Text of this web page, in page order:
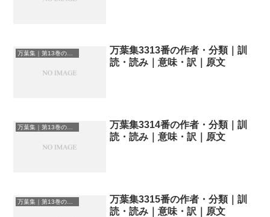
万葉集｜第13巻の和歌一覧
万葉集3313番の作者・分類｜訓
読・読み｜意味・訳｜原文
万葉集｜第13巻の和歌一覧
万葉集3314番の作者・分類｜訓
読・読み｜意味・訳｜原文
万葉集｜第13巻の和歌一覧
万葉集3315番の作者・分類｜訓
読・読み｜意味・訳｜原文